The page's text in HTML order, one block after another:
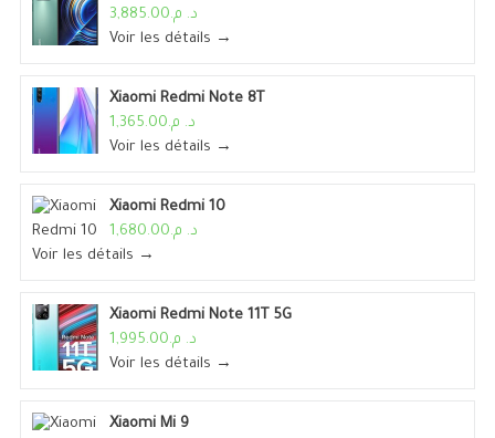
د. م.3,885.00
Voir les détails →
Xiaomi Redmi Note 8T
د. م.1,365.00
Voir les détails →
Xiaomi Redmi 10
د. م.1,680.00
Voir les détails →
Xiaomi Redmi Note 11T 5G
د. م.1,995.00
Voir les détails →
Xiaomi Mi 9